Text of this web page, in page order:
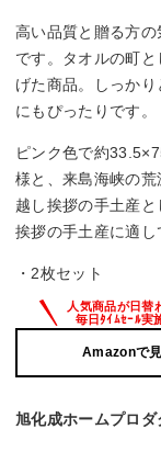
高い品質と贈る方
です。タオルの町
げた商品。しっか
にもぴったりです。
ピンク色で約
様と、来島海峡の
越し挨拶の手土産
挨拶の手土産に適し
・2枚セット
Amazonで
旭化成ホームプロ